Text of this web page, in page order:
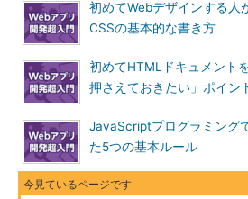
初めてWebデザインする人
CSSの基本的な書き方
初めてHTMLドキュメント
押さえておきたい」ポイン
JavaScriptプログラミング
た5つの基本ルール